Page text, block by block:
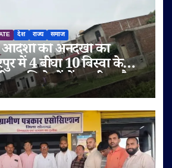
देश राज्य समाज
आदेशों की अनदेखी का
में 4 बीघा 10 बिस्वा के
अभिलेखों में बदली, अवैध